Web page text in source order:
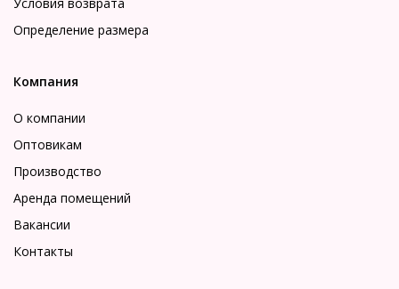
Определение размера
Компания
О компании
Оптовикам
Производство
Аренда помещений
Вакансии
Контакты